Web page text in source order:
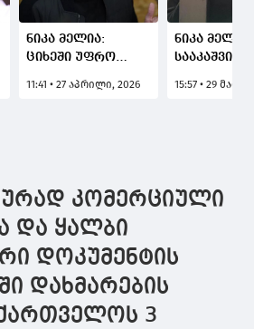
ნიკა მელია:
ციხეში უფრო
ვიდრე სახლში ან
უკადრებელს არ
კადრულობს,
არავის
გაუთავებელი
ნაცვალსახელი მე,
მე, მე, მე, მე არ
გვესმის
11:41 • 27 აპრილი, 2026
ნიკა მელია:
სააკაშვილს
15:57 • 29
კომერციული
და ყალბი
დოკუმენტის
დახმარების
3